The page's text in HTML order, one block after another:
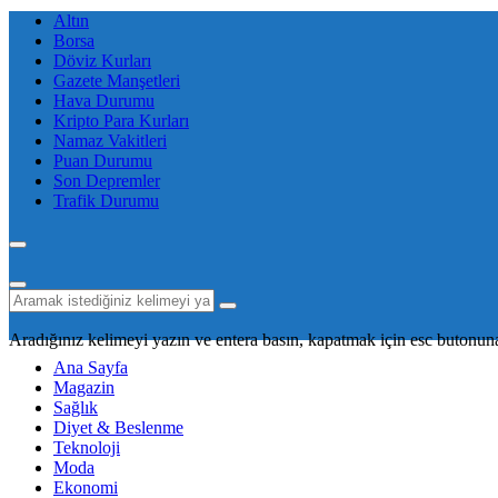
Altın
Borsa
Döviz Kurları
Gazete Manşetleri
Hava Durumu
Kripto Para Kurları
Namaz Vakitleri
Puan Durumu
Son Depremler
Trafik Durumu
Aradığınız kelimeyi yazın ve entera basın, kapatmak için esc
Ana Sayfa
Magazin
Sağlık
Diyet & Beslenme
Teknoloji
Moda
Ekonomi